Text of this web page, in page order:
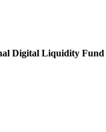
Digital Liquidity Fund